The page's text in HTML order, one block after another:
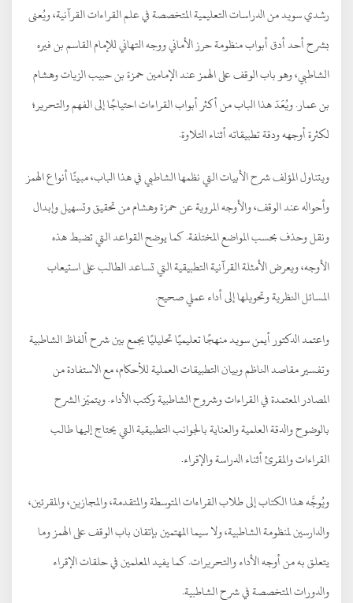
رشدي سويد من الدراسات التعليمية المتخصصة في علم القراءات القرآنية، ويُعنى
بشرح أحد أدق أبواب منظومة حرز الأماني ووجه التهاني للإمام القاسم بن فيره
الشاطبي، وهو باب الوقف على الهمز عند الإمامين حمزة بن حبيب الزيات وهشام
بن عمار. ويُعَدّ هذا الباب من أكثر أبواب القراءات احتياجًا إلى الفهم والتحرير؛
لكثرة أوجهه ودقة تطبيقاته أثناء التلاوة.
ويتناول المؤلف شرح الأبيات التي نظمها الشاطبي في هذا الباب، مبينًا أنواع الهمز
وأحواله عند الوقف، والأوجه المروية عن حمزة وهشام من تحقيق وتسهيل وإبدال
ونقل وحذف بحسب المواضع المختلفة. كما يوضح القواعد التي تضبط هذه
الأوجه، ويعرض الأمثلة القرآنية التطبيقية التي تساعد الطالب على استيعاب
المسائل النظرية وتحويلها إلى أداء عملي صحيح.
واعتمد الدكتور أيمن سويد منهجًا تعليميًا تحليليًا يجمع بين شرح ألفاظ الشاطبية
وتفسير مقاصد الناظم وبيان التطبيقات العملية للأحكام، مع الاستفادة من
المصادر المعتمدة في القراءات وشروح الشاطبية وكتب الأداء. ويتميّز الشرح
بالوضوح والدقة العلمية والعناية بالجوانب التطبيقية التي يحتاج إليها طالب
القراءات والمقرئ أثناء الدراسة والإقراء.
ويُوجَّه هذا الكتاب إلى طلاب القراءات المتوسطة والمتقدمة، والمجازين، والمقرئين،
والدارسين لمنظومة الشاطبية، ولا سيما المهتمين بإتقان باب الوقف على الهمز وما
يتعلق به من أوجه الأداء والتحريرات. كما يفيد المعلمين في حلقات الإقراء
والدورات المتخصصة في شرح الشاطبية.